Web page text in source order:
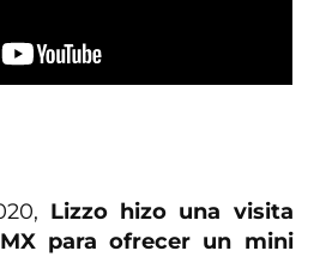
Lizzo hizo una visita
para ofrecer un mini